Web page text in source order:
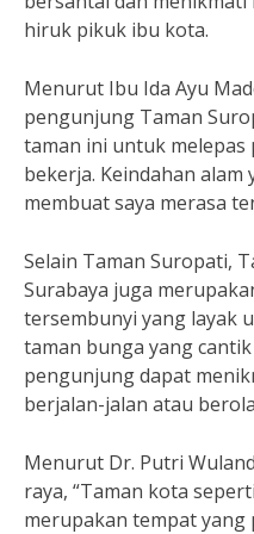
hiruk pikuk ibu kota.
Menurut Ibu Ida Ayu
pengunjung Taman
taman ini untuk melepas
bekerja. Keindahan alam
membuat saya merasa
Selain Taman Suropati,
Surabaya juga
tersembunyi yang layak
taman bunga yang
pengunjung dapat
berjalan-jalan atau
Menurut Dr. Putri
raya, “Taman kota
merupakan tempat